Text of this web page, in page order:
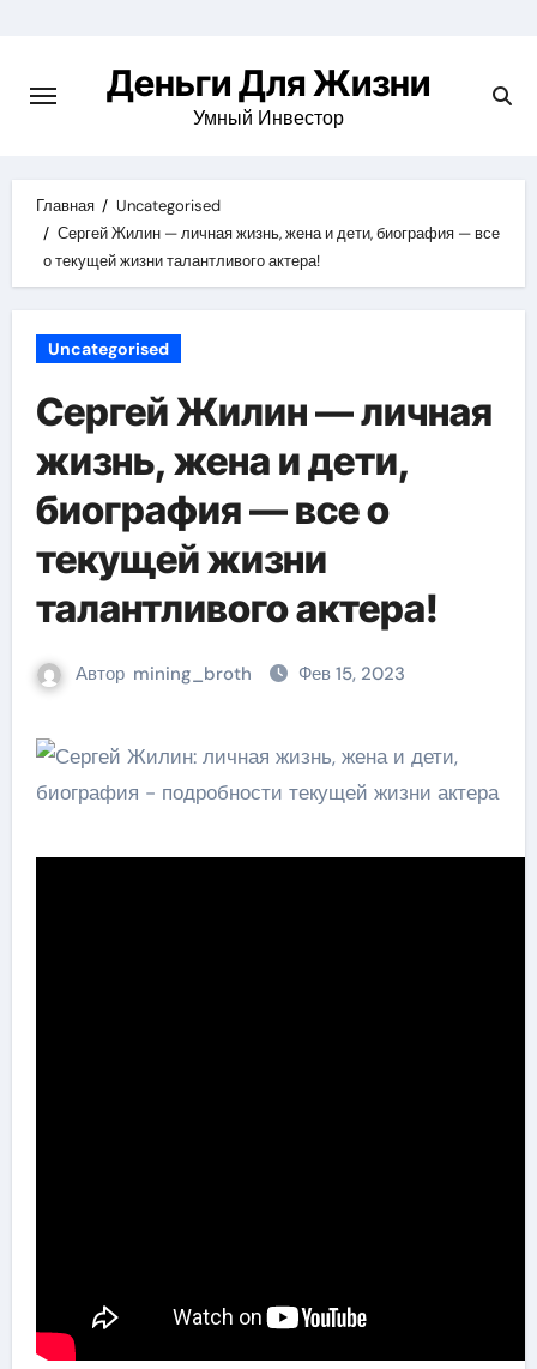
содержимомуДеньги Для Жизни
Умный Инвестор
Главная
Uncategorised
Сергей Жилин — личная жизнь, жена и дети, биография — все
о текущей жизни талантливого актера!
Uncategorised
Сергей Жилин — личная
жизнь, жена и дети,
биография — все о
текущей жизни
талантливого актера!
Автор mining_broth Фев 15, 2023